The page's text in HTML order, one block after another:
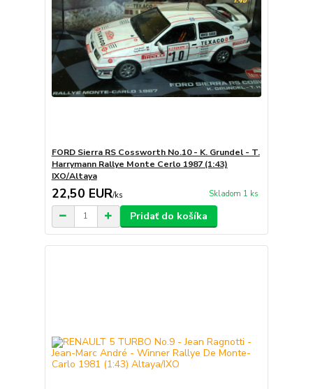
FORD Sierra RS Cossworth No.10 - K. Grundel - T.
Harrymann Rallye Monte Cerlo 1987 (1:43)
IXO/Altaya
22,50 EUR/ks Skladom 1 ks
Pridať do košíka